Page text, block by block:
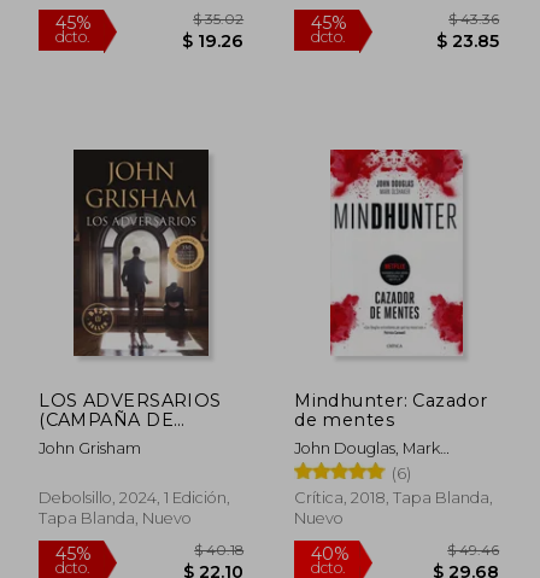
45%
dcto.
$ 35.02 45%
dcto.
Nuevo Nuevo
LOS ADVERSARIOS
(CAMPAÑA DE
VERANO EDICION
LIMITADA)
John Grisham
Debolsillo, 2024, 1 Edición,
Tapa Blanda, Nuevo
Mindhunter: Cazador
de mentes
John Douglas, Mark
Olshaker
(6)
Crítica, 2018, Tapa Blanda,
Nuevo